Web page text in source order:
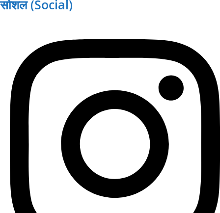
सोशल (Social)